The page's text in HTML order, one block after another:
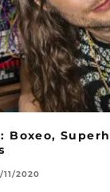
Boxeo,
11/2020